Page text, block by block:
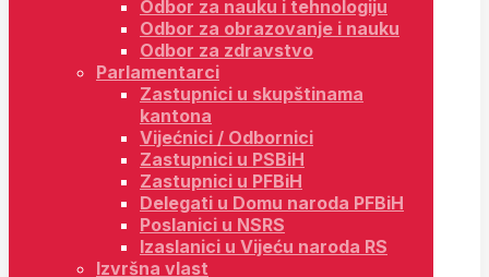
Odbor za nauku i tehnologiju
Odbor za obrazovanje i nauku
Odbor za zdravstvo
Parlamentarci
Zastupnici u skupštinama
kantona
Vijećnici / Odbornici
Zastupnici u PSBiH
Zastupnici u PFBiH
Delegati u Domu naroda PFBiH
Poslanici u NSRS
Izaslanici u Vijeću naroda RS
Izvršna vlast